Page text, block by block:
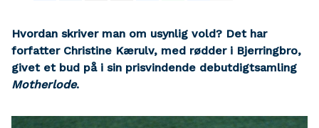
Hvordan skriver man om usynlig vold? Det har
forfatter Christine Kærulv, med rødder i Bjerringbro,
givet et bud på i sin prisvindende debutdigtsamling
Motherlode.